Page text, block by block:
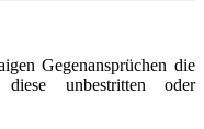
Gegenansprüchen die
unbestritten oder